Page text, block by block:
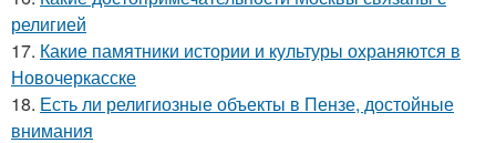
религией
17. Какие памятники истории и культуры охраняются в
Новочеркасске
18. Есть ли религиозные объекты в Пензе, достойные
внимания